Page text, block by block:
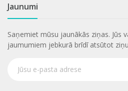
Jaunumi
Saņemiet mūsu jaunākās ziņas. Jūs
jaumumiem jebkurā brīdī atsūtot